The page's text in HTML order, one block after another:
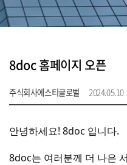
8doc 홈페이지 오픈
주식회사에스티글로벌 2024.05.10
안녕하세요! 8doc 입니다.
8doc는 여러분께 더 나은